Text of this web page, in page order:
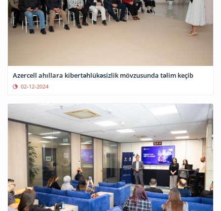
Azercell ahıllara kibertəhlükəsizlik mövzusunda təlim keçib
02-12-2024